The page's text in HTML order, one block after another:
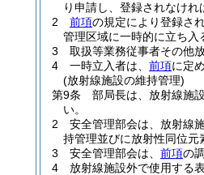
り申請し、登録されなけれ
2
前項の規定により登録さ
管理区域に一時的に立ち入
3
取扱等業務従事者その他
4
一時立入者は、 前項に定
(放射線施設の維持管理)
第9条
部局長は、放射線施
い。
2
安全管理部会は、放射線
持管理並びに放射性同位元
3
安全管理部会は、 前項の
4
放射線施設外で使用する